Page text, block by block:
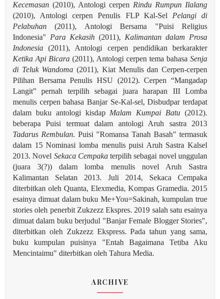
Kecemasan (2010), Antologi cerpen Rindu Rumpun Ilalang
(2010), Antologi cerpen Penulis FLP Kal-Sel Pelangi di
Pelabuhan (2011), Antologi Bersama "Puisi Religius
Indonesia" Para Kekasih (2011), Kalimantan dalam Prosa
Indonesia (2011), Antologi cerpen pendidikan berkarakter
Ketika Api Bicara (2011), Antologi cerpen tema bahasa Senja
di Teluk Wandoma(2011), Kiat Menulis dan Cerpen-cerpen
Pilihan Bersama Penulis HSU (2012). Cerpen “Mangadap
Langit” pernah terpilih sebagai juara harapan III Lomba
menulis cerpen bahasa Banjar Se-Kal-sel, Disbudpar terdapat
dalam buku antologi kisdap Malam Kumpai Batu (2012).
beberapa Puisi termuat dalam antologi Aruh sastra 2013
Tadarus Rembulan. Puisi "Romansa Tanah Basah" termasuk
dalam 15 Nominasi lomba menulis puisi Aruh Sastra Kalsel
2013. Novel Sekaca Cempakaterpilih sebagai novel unggulan
(juara 3(?)) dalam lomba menulis novel Aruh Sastra
Kalimantan Selatan 2013. Juli 2014, Sekaca Cempaka
diterbitkan oleh Quanta, Elexmedia, Kompas Gramedia. 2015
esainya dimuat dalam buku Me+You=Sakinah, kumpulan true
stories oleh penerbit Zukzezz Ekspres. 2019 salah satu esainya
dimuat dalam buku berjudul "Banjar Female Blogger Stories",
diterbitkan oleh Zukzezz Ekspress. Pada tahun yang sama,
buku kumpulan puisinya "Entah Bagaimana Tetiba Aku
Mencintaimu" diterbitkan oleh Tahura Media.
ARCHIVE